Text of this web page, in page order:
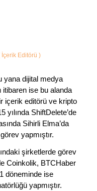
İçerik Editörü )
yana dijital medya
itibaren ise bu alanda
içerik editörü ve kripto
yılında ShiftDelete’de
Sihirli Elma’da
yapmıştır.
şirketlerde görev
Coinkolik, BTCHaber
döneminde ise
yapmıştır.